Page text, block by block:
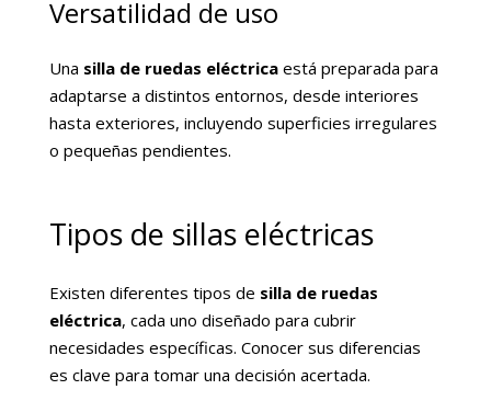
Versatilidad de uso
Una silla de ruedas eléctrica está preparada para
adaptarse a distintos entornos, desde interiores
hasta exteriores, incluyendo superficies irregulares
o pequeñas pendientes.
Tipos de sillas eléctricas
Existen diferentes tipos de silla de ruedas
eléctrica, cada uno diseñado para cubrir
necesidades específicas. Conocer sus diferencias
es clave para tomar una decisión acertada.